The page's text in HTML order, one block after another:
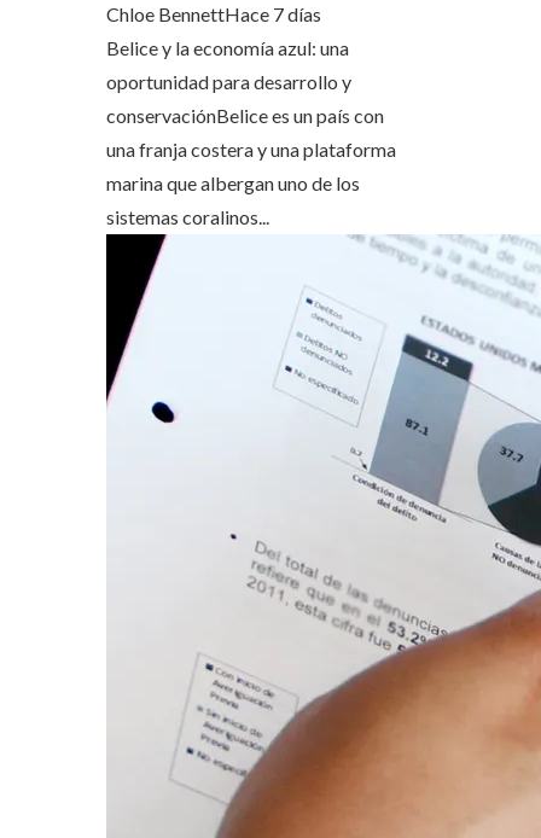
Chloe BennettHace 7 días
Belice y la economía azul: una
oportunidad para desarrollo y
conservaciónBelice es un país con
una franja costera y una plataforma
marina que albergan uno de los
sistemas coralinos...